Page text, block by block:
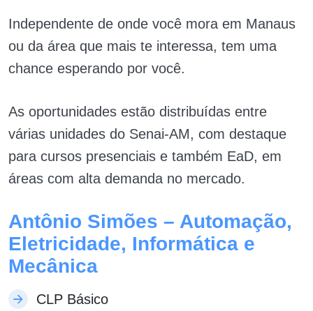
Independente de onde você mora em Manaus
ou da área que mais te interessa, tem uma
chance esperando por você.
As oportunidades estão distribuídas entre
várias unidades do Senai-AM, com destaque
para cursos presenciais e também EaD, em
áreas com alta demanda no mercado.
Antônio Simões – Automação,
Eletricidade, Informática e
Mecânica
CLP Básico